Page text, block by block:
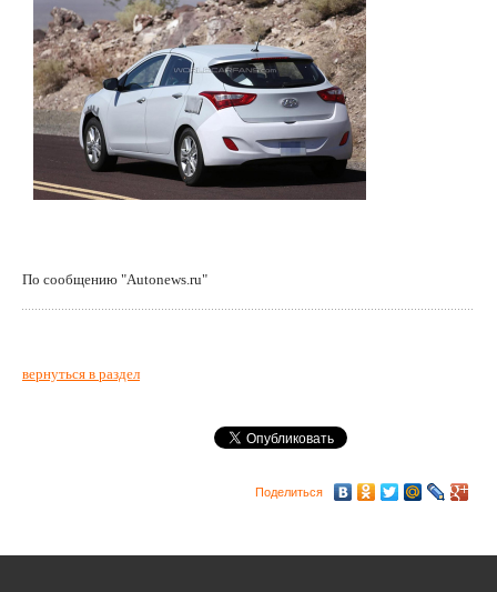
По сообщению "Autonews.ru"
вернуться в раздел
Поделиться